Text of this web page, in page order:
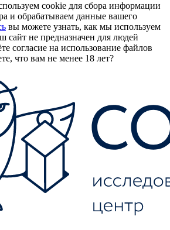
cookie для сбора информации
и обрабатываем данные вашего
вы можете узнать, как мы используем
сайт не предназначен для людей
согласие на использование файлов
что вам не менее 18 лет?